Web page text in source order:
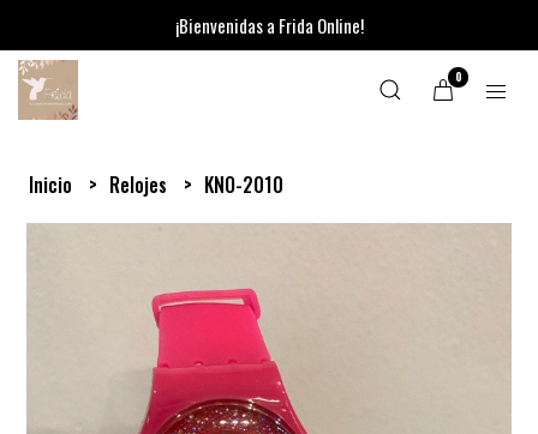
¡Bienvenidas a Frida Online!
0
Inicio Relojes KNO-2010